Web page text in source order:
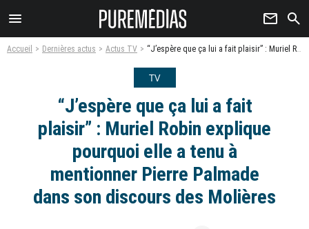
menu newsletter search
Accueil Dernières actus Actus TV “J’espère que ça lui a fait plaisir” : Muriel Robin explique pourquoi elle a tenu à mentionner Pierre Palmade dans son discours des Molières
TV
“J’espère que ça lui a fait
plaisir” : Muriel Robin explique
pourquoi elle a tenu à
mentionner Pierre Palmade
dans son discours des Molières